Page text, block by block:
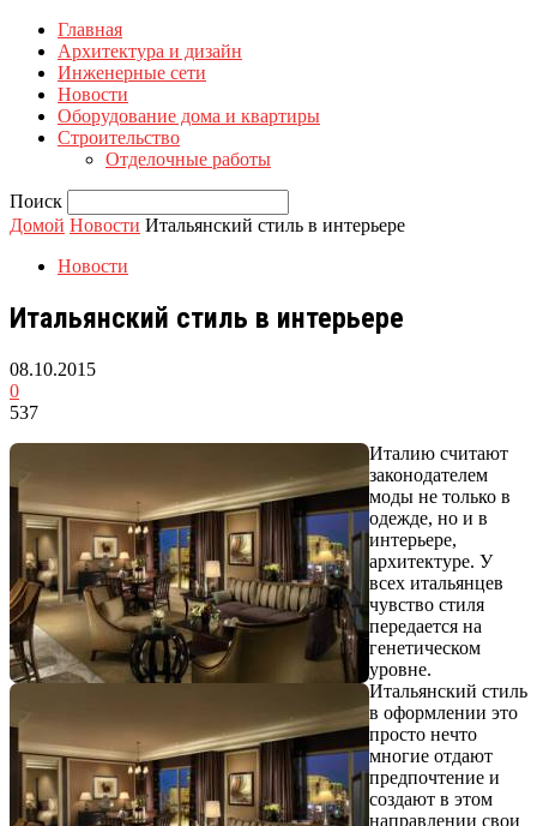
Главная
Архитектура и дизайн
Инженерные сети
Новости
Оборудование дома и квартиры
Строительство
Отделочные работы
Поиск
Домой Новости Итальянский стиль в интерьере
Новости
Итальянский стиль в интерьере
08.10.2015
0
537
Италию считают
законодателем
моды не только в
одежде, но и в
интерьере,
архитектуре. У
всех итальянцев
чувство стиля
передается на
генетическом
уровне.
Итальянский стиль
в оформлении это
просто нечто
многие отдают
предпочтение и
создают в этом
направлении свои